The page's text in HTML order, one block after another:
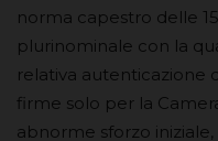
norma capestro delle
plurinominale con la
relativa autenticazione
firme solo per la
abnorme sforzo